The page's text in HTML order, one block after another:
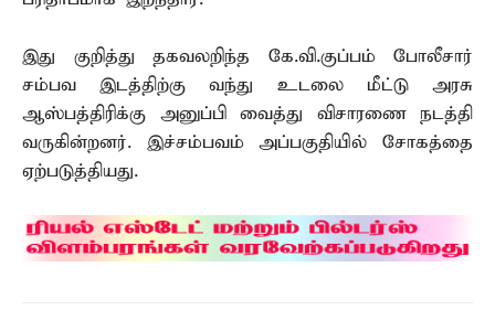
இது குறித்து தகவலறிந்த கே.வி.குப்பம் போலீசார்
சம்பவ இடத்திற்கு வந்து உடலை மீட்டு அரசு
ஆஸ்பத்திரிக்கு அனுப்பி வைத்து விசாரணை நடத்தி
வருகின்றனர். இச்சம்பவம் அப்பகுதியில் சோகத்தை
ஏற்படுத்தியது.